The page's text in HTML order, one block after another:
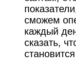
сможем
каждый
сказать,